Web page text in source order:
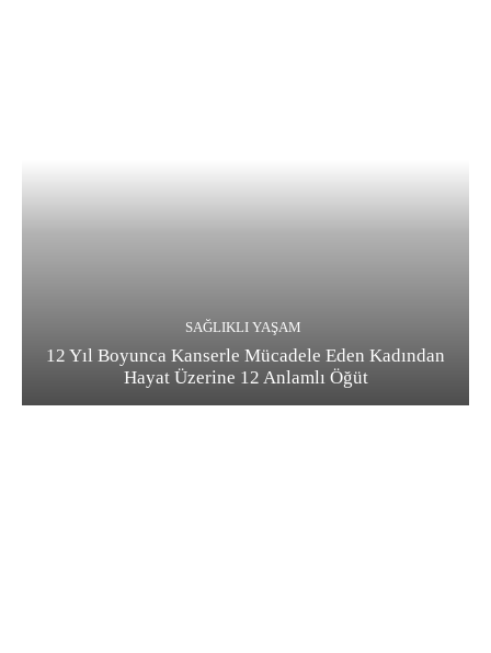
SAĞLIKLI YAŞAM
12 Yıl Boyunca Kanserle Mücadele Eden Kadından
Hayat Üzerine 12 Anlamlı Öğüt